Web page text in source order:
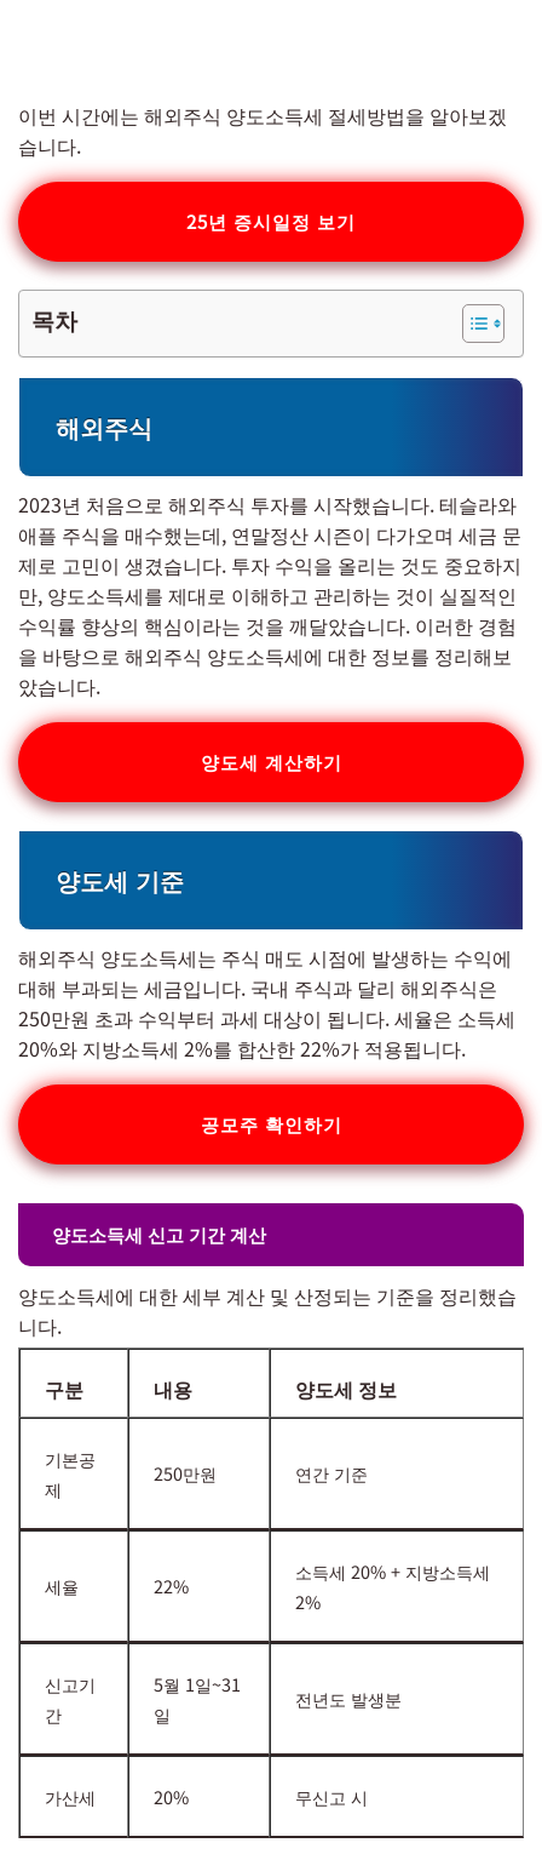
이번 시간에는 해외주식 양도소득세 절세방법을 알아보겠
습니다.
25년 증시일정 보기
목차
해외주식
2023년 처음으로 해외주식 투자를 시작했습니다. 테슬라와
애플 주식을 매수했는데, 연말정산 시즌이 다가오며 세금 문
제로 고민이 생겼습니다. 투자 수익을 올리는 것도 중요하지
만, 양도소득세를 제대로 이해하고 관리하는 것이 실질적인
수익률 향상의 핵심이라는 것을 깨달았습니다. 이러한 경험
을 바탕으로 해외주식 양도소득세에 대한 정보를 정리해보
았습니다.
양도세 계산하기
양도세 기준
해외주식 양도소득세는 주식 매도 시점에 발생하는 수익에
대해 부과되는 세금입니다. 국내 주식과 달리 해외주식은
250만원 초과 수익부터 과세 대상이 됩니다. 세율은 소득세
20%와 지방소득세 2%를 합산한 22%가 적용됩니다.
공모주 확인하기
양도소득세 신고 기간 계산
양도소득세에 대한 세부 계산 및 산정되는 기준을 정리했습
니다.
구분 내용 양도세 정보
기본공
제
250만원 연간 기준
세율 22%
소득세 20% + 지방소득세
2%
신고기
간
5월 1일~31
일
전년도 발생분
가산세 20% 무신고 시